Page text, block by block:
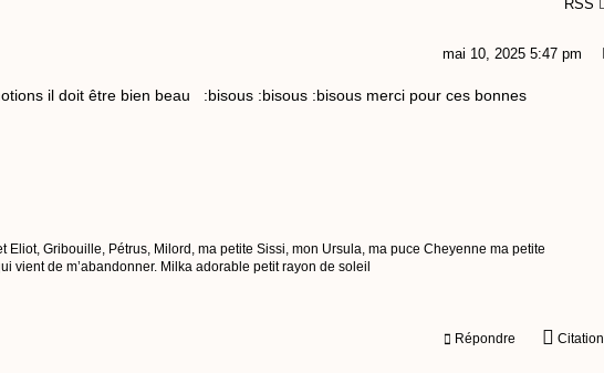
RSS
mai 10, 2025 5:47 pm
il doit être bien beau :bisous :bisous :bisous merci pour ces bonnes
Eliot, Gribouille, Pétrus, Milord, ma petite Sissi, mon Ursula, ma puce Cheyenne ma petite
vient de m’abandonner. Milka adorable petit rayon de soleil
Répondre Citation